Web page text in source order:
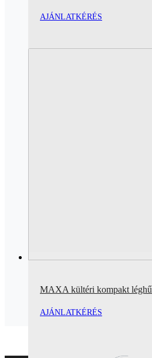
AJÁNLATKÉRÉS
MAXA kültéri kompakt
AJÁNLATKÉRÉS